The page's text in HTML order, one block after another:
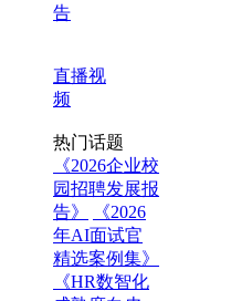
告
直播视
频
热门话题
《2026企业校
园招聘发展报
告》
《2026
年AI面试官
精选案例集》
《HR数智化